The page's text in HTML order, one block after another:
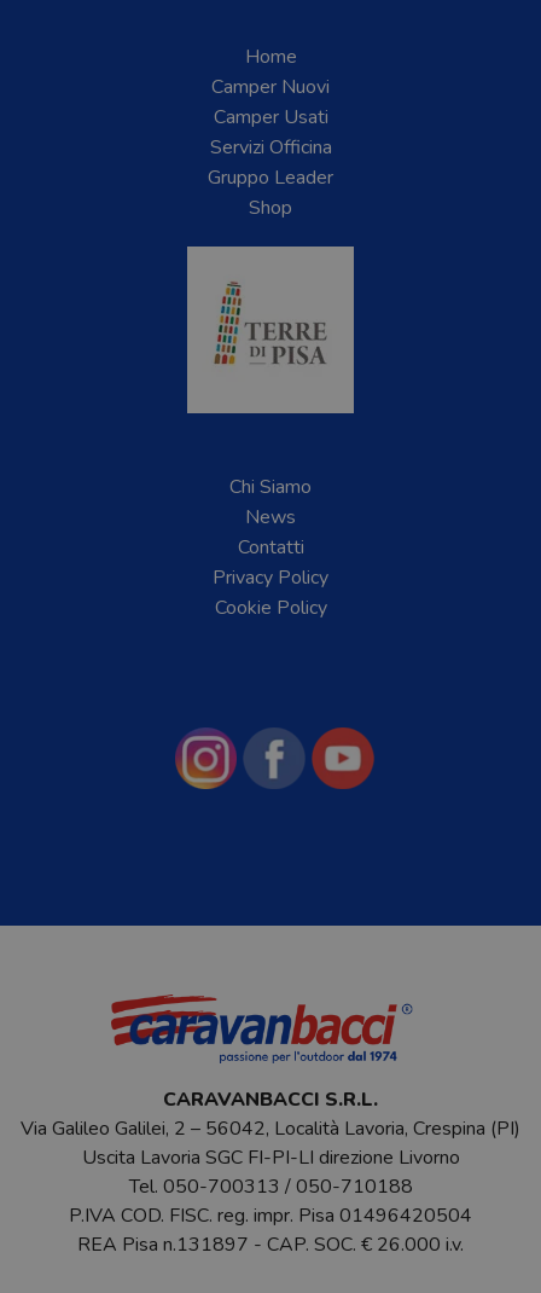
Home
Camper Nuovi
Camper Usati
Servizi Officina
Gruppo Leader
Shop
Chi Siamo
News
Contatti
Privacy Policy
Cookie Policy
CARAVANBACCI S.R.L.
Via Galileo Galilei, 2 – 56042, Località Lavoria, Crespina (PI)
Uscita Lavoria SGC FI-PI-LI direzione Livorno
Tel. 050-700313 /050-710188
P.IVA COD. FISC. reg. impr. Pisa 01496420504
REA Pisa n.131897 - CAP. SOC. € 26.000 i.v.